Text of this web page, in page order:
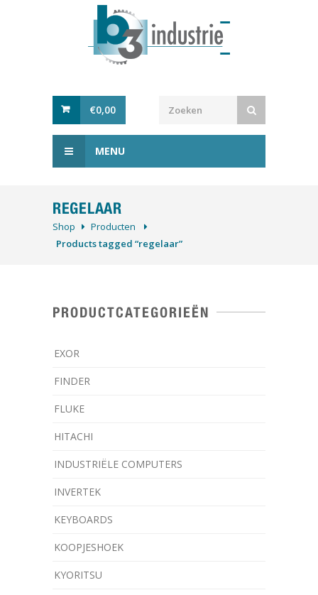
€0,00
MENU
REGELAAR
Shop
Producten
Products tagged “regelaar”
PRODUCTCATEGORIEËN
EXOR
FINDER
FLUKE
HITACHI
INDUSTRIËLE COMPUTERS
INVERTEK
KEYBOARDS
KOOPJESHOEK
KYORITSU